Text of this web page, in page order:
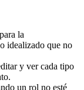
la
idealizado que no
y ver cada tipo
un rol no esté